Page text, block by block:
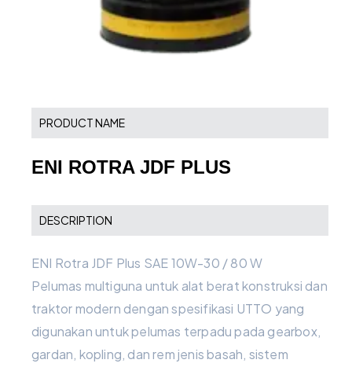
PRODUCT NAME
ENI ROTRA JDF PLUS
DESCRIPTION
ENI Rotra JDF Plus SAE 10W-30 / 80 W
Pelumas multiguna untuk alat berat konstruksi dan
traktor modern dengan spesifikasi UTTO yang
digunakan untuk pelumas terpadu pada gearbox,
gardan, kopling, dan rem jenis basah, sistem